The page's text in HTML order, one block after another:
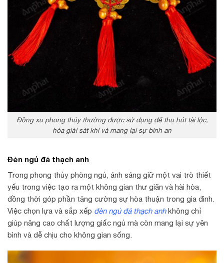
Đồng xu phong thủy thường được sử dụng để thu hút tài lộc,
hóa giải sát khí và mang lại sự bình an
Đèn ngủ đá thạch anh
Trong phong thủy phòng ngủ, ánh sáng giữ một vai trò thiết
yếu trong việc tạo ra một không gian thư giãn và hài hòa,
đồng thời góp phần tăng cường sự hòa thuận trong gia đình.
Việc chọn lựa và sắp xếp đèn ngủ đá thạch anhkhông chỉ
giúp nâng cao chất lượng giấc ngủ mà còn mang lại sự yên
bình và dễ chịu cho không gian sống.